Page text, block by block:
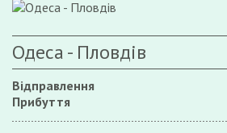
Одеса - Пловдів
Відправлення
Прибуття